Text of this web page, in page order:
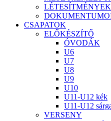
LÉTESÍTMÉNYEK
CSAPATOK
ELŐKÉSZÍTŐ
ÓVODÁK
U6
U7
U8
U9
U10
U11-U12 kék
U11-U12
VERSENY